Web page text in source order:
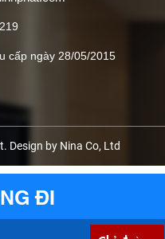
cấp ngày 28/05/2015
Design by Nina Co, Ltd
ĐI